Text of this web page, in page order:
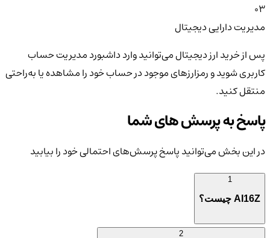
03
مدیریت دارایی دیجیتال
پس از خرید ارز دیجیتال می‌توانید وارد داشبورد مدیریت حساب
کاربری شوید و رمزارزهای موجود در حساب خود را مشاهده یا به‌راحتی
منتقل کنید.
پاسخ به پرسش های شما
در این بخش می‌توانید پاسخ پرسش‌های احتمالی خود را بیابید
AI16Z چیست؟